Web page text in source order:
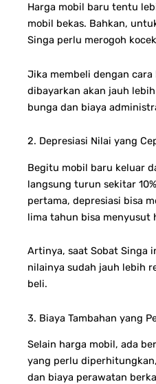
Harga mobil baru tentu
mobil bekas. Bahkan,
Singa perlu merogoh
Jika membeli dengan
dibayarkan akan jauh
bunga dan biaya
2. Depresiasi Nilai yang
Begitu mobil baru keluar
langsung turun sekitar
pertama, depresiasi bisa
lima tahun bisa menyusut
Artinya, saat Sobat Singa
nilainya sudah jauh lebih
beli.
3. Biaya Tambahan yang
Selain harga mobil, ada
yang perlu
dan biaya perawatan